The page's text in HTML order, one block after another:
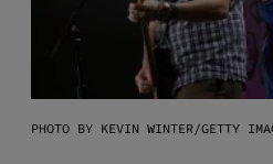
PHOTO BY KEVIN WINTER/GETTY